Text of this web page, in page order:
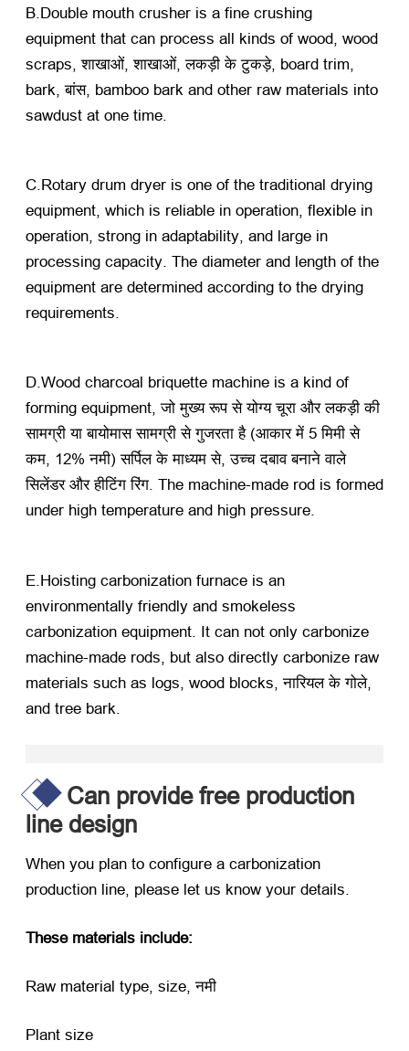
B.Double mouth crusher is a fine crushing
equipment that can process all kinds of wood, wood
scraps, शाखाओं, शाखाओं, लकड़ी के टुकड़े, board trim,
bark, बांस, bamboo bark and other raw materials into
sawdust at one time.
C.Rotary drum dryer is one of the traditional drying
equipment, which is reliable in operation, flexible in
operation, strong in adaptability, and large in
processing capacity. The diameter and length of the
equipment are determined according to the drying
requirements.
D.Wood charcoal briquette machine is a kind of
forming equipment, जो मुख्य रूप से योग्य चूरा और लकड़ी की
सामग्री या बायोमास सामग्री से गुजरता है (आकार में 5 मिमी से
कम, 12% नमी) सर्पिल के माध्यम से, उच्च दबाव बनाने वाले
सिलेंडर और हीटिंग रिंग. The machine-made rod is formed
under high temperature and high pressure.
E.Hoisting carbonization furnace is an
environmentally friendly and smokeless
carbonization equipment It can not only carbonize
machine-made rods
but also directly carbonize raw
materials such as logs wood blocks , नारियल के गोले,
and tree bark
Can provide free production
line design
When you plan to configure a carbonization
production line please let us know your details
These materials include:
Raw material type, size, नमी
Plant size